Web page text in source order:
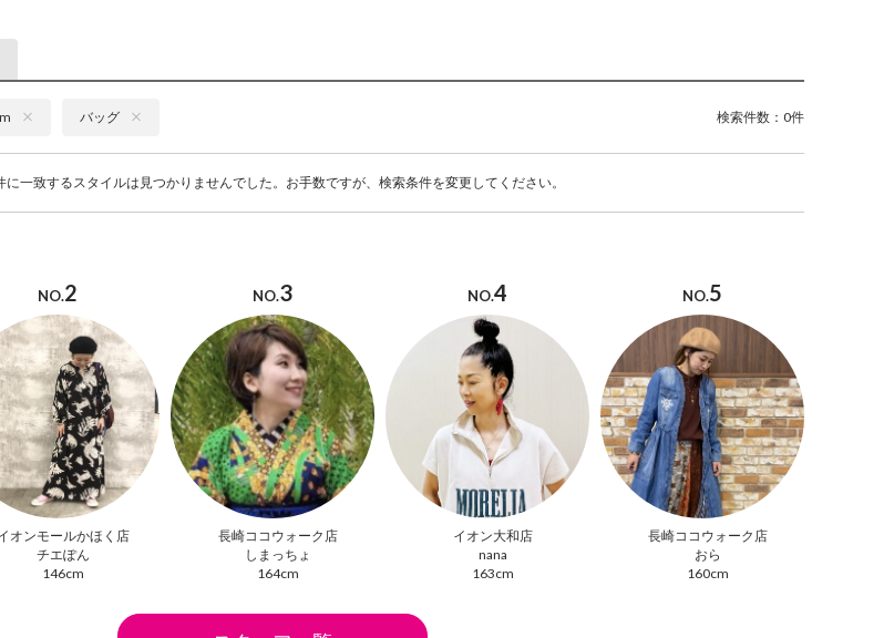
バッグ 検索件数：0件
に一致するスタイルは見つかりませんでした。お手数ですが、検索条件を変更してください。
NO.2
オンモールかほく店
チエぽん
146cm
NO.3
長崎ココウォーク店
しまっちょ
164cm
NO.4
イオン大和店
nana
163cm
NO.5
長崎ココウォーク店
おら
160cm